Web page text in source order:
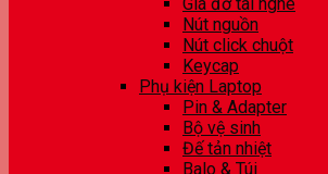
Nút nguồn
Nút click chuột
Keycap
Phụ kiện Laptop
Pin & Adapter
Bộ vệ sinh
Đế tản nhiệt
Balo & Túi